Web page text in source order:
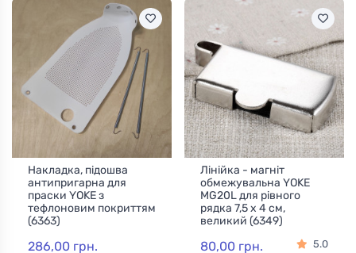
Накладка, підошва
антипригарна для
праски YOKE з
тефлоновим покриттям
(6363)
286,00 грн.
Лінійка - магніт
обмежувальна YOKE
MG20L для рівного
рядка 7,5 х 4 см,
великий (6349)
80,00 грн. 5.0